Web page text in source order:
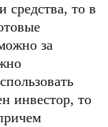
средства, то в
за
инвестор, то